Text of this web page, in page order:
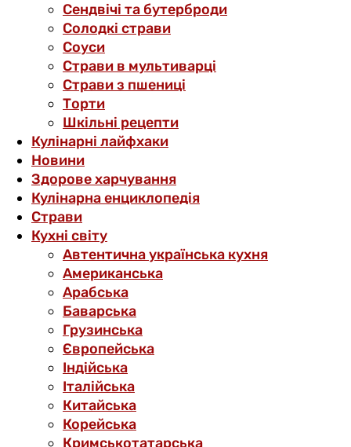
Сендвічі та бутерброди
Солодкі страви
Соуси
Страви в мультиварці
Страви з пшениці
Торти
Шкільні рецепти
Кулінарні лайфхаки
Новини
Здорове харчування
Кулінарна енциклопедія
Страви
Кухні світу
Автентична українська кухня
Американська
Арабська
Баварська
Грузинська
Європейська
Індійська
Італійська
Китайська
Корейська
Кримськотатарська